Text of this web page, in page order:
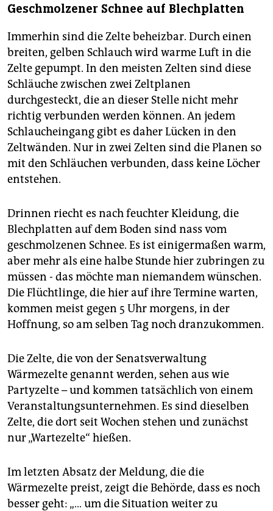
Geschmolzener Schnee auf Blechplatten
Immerhin sind die Zelte beheizbar. Durch einen
breiten, gelben Schlauch wird warme Luft in die
Zelte gepumpt. In den meisten Zelten sind diese
Schläuche zwischen zwei Zeltplanen
durchgesteckt, die an dieser Stelle nicht mehr
richtig verbunden werden können. An jedem
Schlaucheingang gibt es daher Lücken in den
Zeltwänden. Nur in zwei Zelten sind die Planen so
mit den Schläuchen verbunden, dass keine Löcher
entstehen.
Drinnen riecht es nach feuchter Kleidung, die
Blechplatten auf dem Boden sind nass vom
geschmolzenen Schnee. Es ist einigermaßen warm,
aber mehr als eine halbe Stunde hier zubringen zu
müssen - das möchte man niemandem wünschen.
Die Flüchtlinge, die hier auf ihre Termine warten,
kommen meist gegen 5 Uhr morgens, in der
Hoffnung, so am selben Tag noch dranzukommen.
Die Zelte, die von der Senatsverwaltung
Wärmezelte genannt werden, sehen aus wie
Partyzelte – und kommen tatsächlich von einem
Veranstaltungsunternehmen. Es sind dieselben
Zelte, die dort seit Wochen stehen und zunächst
nur „Wartezelte“ hießen.
Im letzten Absatz der Meldung, die die
Wärmezelte preist, zeigt die Behörde, dass es noch
besser geht: „… um die Situation weiter zu